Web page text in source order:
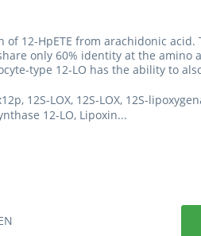
of 12-HpETE from arachidonic
only 60% identity at the
type 12-LO has the ability to
12S-LOX, 12S-LOX, 12S-
12-LO, Lipoxin...